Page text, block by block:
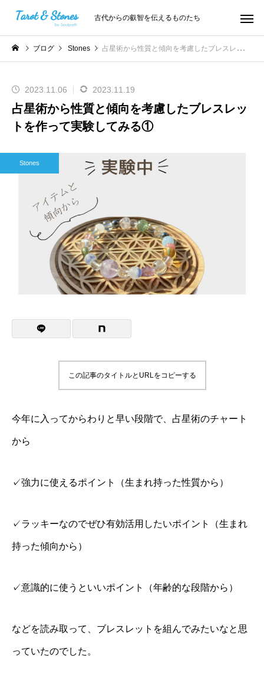
古代からの叡智を伝えるものたち
ブログ Stones 占星術から性質と傾向を考慮したブレスレットを作って実験してみる①
2023.11.06 2023.11.19
占星術から性質と傾向を考慮したブレスレッ
トを作って実験してみる①
Stones
この記事のタイトルとURLをコピーする
今年に入ってからわりと早い段階で、占星術のチャート
から
✓強力に使えるポイント（生まれ持った性質から）
✓ラッキーなのでぜひ有効活用したいポイント（生まれ
持った傾向から）
✓意識的に使うといいポイント（年齢的な段階から）
などを読み取って、ブレスレットを組んでみたいなと思
っていたのでした。